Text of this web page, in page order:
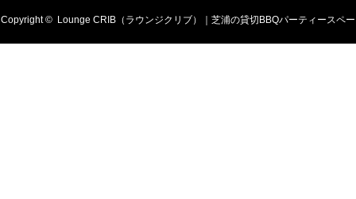
Copyright © Lounge CRIB（ラウンジクリブ）｜芝浦の貸切BBQパーティースペー